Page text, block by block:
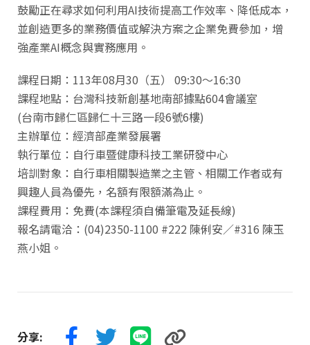
鼓勵正在尋求如何利用AI技術提高工作效率、降低成本，
並創造更多的業務價值或解決方案之企業免費參加，增
強產業AI概念與實務應用。
課程日期：113年08月30（五） 09:30～16:30
課程地點：台灣科技新創基地南部據點604會議室
(台南市歸仁區歸仁十三路一段6號6樓)
主辦單位：經濟部產業發展署
執行單位：自行車暨健康科技工業研發中心
培訓對象：自行車相關製造業之主管、相關工作者或有
興趣人員為優先，名額有限額滿為止。
課程費用：免費(本課程須自備筆電及延長線)
報名請電洽：(04)2350-1100 #222 陳俐安／#316 陳玉
燕小姐。
分享: